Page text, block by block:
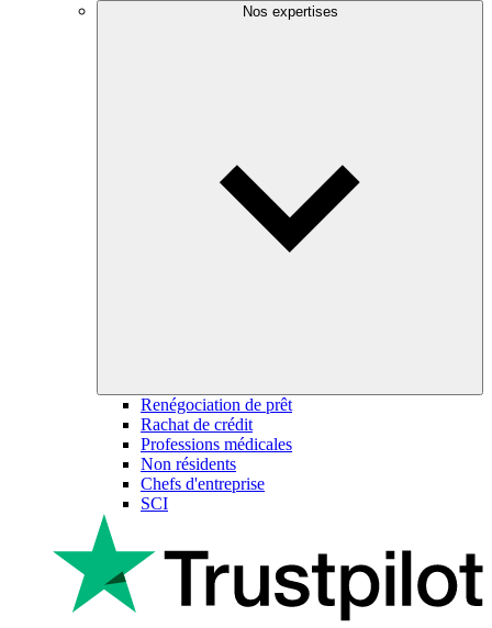
Nos expertises
Renégociation de prêt
Rachat de crédit
Professions médicales
Non résidents
Chefs d'entreprise
SCI